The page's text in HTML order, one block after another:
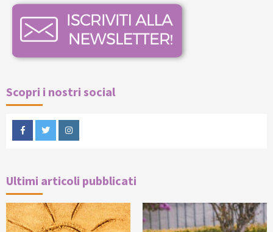
Scopri i nostri social
FacebookTwitterInstagram
Ultimi articoli pubblicati